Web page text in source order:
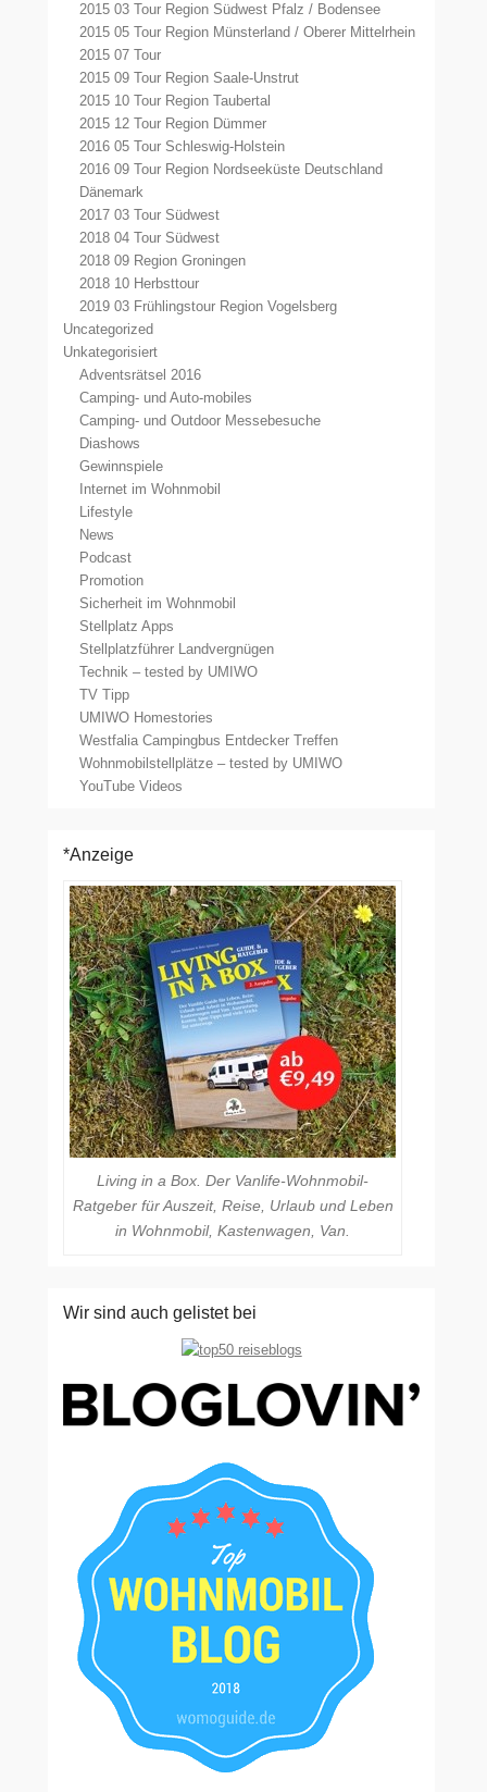
2015 03 Tour Region Südwest Pfalz / Bodensee
2015 05 Tour Region Münsterland / Oberer Mittelrhein
2015 07 Tour
2015 09 Tour Region Saale-Unstrut
2015 10 Tour Region Taubertal
2015 12 Tour Region Dümmer
2016 05 Tour Schleswig-Holstein
2016 09 Tour Region Nordseeküste Deutschland
Dänemark
2017 03 Tour Südwest
2018 04 Tour Südwest
2018 09 Region Groningen
2018 10 Herbsttour
2019 03 Frühlingstour Region Vogelsberg
Uncategorized
Unkategorisiert
Adventsrätsel 2016
Camping- und Auto-mobiles
Camping- und Outdoor Messebesuche
Diashows
Gewinnspiele
Internet im Wohnmobil
Lifestyle
News
Podcast
Promotion
Sicherheit im Wohnmobil
Stellplatz Apps
Stellplatzführer Landvergnügen
Technik – tested by UMIWO
TV Tipp
UMIWO Homestories
Westfalia Campingbus Entdecker Treffen
Wohnmobilstellplätze – tested by UMIWO
YouTube Videos
*Anzeige
Living in a Box. Der Vanlife-Wohnmobil-
Ratgeber für Auszeit, Reise, Urlaub und Leben
in Wohnmobil, Kastenwagen, Van.
Wir sind auch gelistet bei